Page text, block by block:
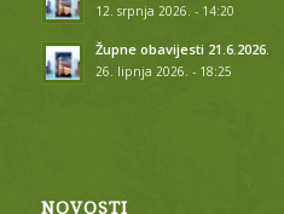
12. srpnja 2026. - 14:20
Župne obavijesti 21.6.2026.
26. lipnja 2026. - 18:25
NOVOSTI